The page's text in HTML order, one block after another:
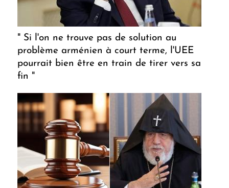
" Si l'on ne trouve pas de solution au
problème arménien à court terme, l'UEE
pourrait bien être en train de tirer vers sa
fin "